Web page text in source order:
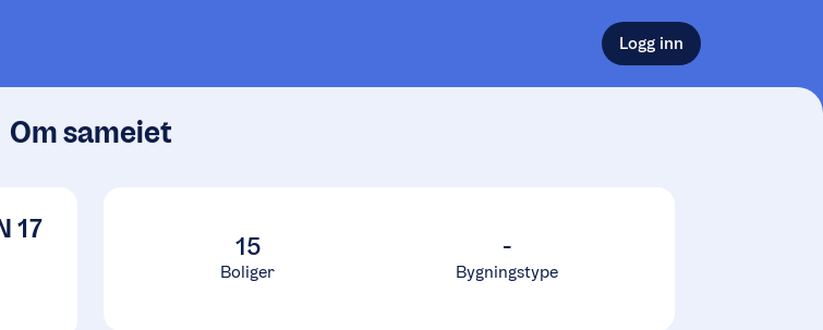
Logg inn
Om sameiet
17
15
Boliger
-
Bygningstype